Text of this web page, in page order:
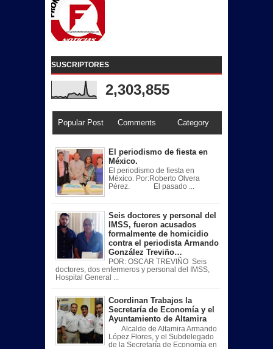
SUSCRIPTORES
2,303,855
Popular Post Comments Category
El periodismo de fiesta en
México.
El periodismo de fiesta en
México. Por:Roberto Olvera
Pérez. El pasado ...
Seis doctores y personal del
IMSS, fueron acusados
formalmente de homicidio
contra el periodista Armando
González Treviño…
POR: OSCAR TREVIÑO Seis
doctores, dos enfermeros y personal del IMSS,
Hospital General ...
Coordinan Trabajos la
Secretaría de Economía y el
Ayuntamiento de Altamira
Alcalde de Altamira Armando
López Flores, y el Subdelegado
de la Secretaría de Economía en